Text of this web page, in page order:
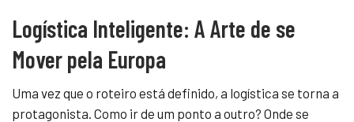
Logística Inteligente: A Arte de se
Mover pela Europa
Uma vez que o roteiro está definido, a logística se torna a
protagonista. Como ir de um ponto a outro? Onde se